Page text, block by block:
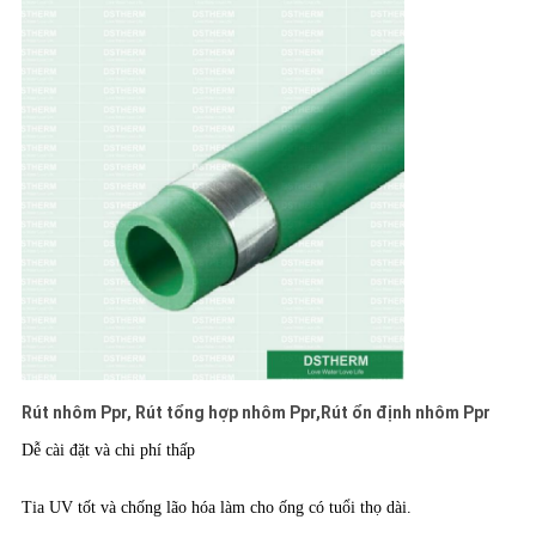
Rút nhôm Ppr, Rút tổng hợp nhôm Ppr,Rút ổn định nhôm Ppr
Dễ cài đặt và chi phí thấp
Tia UV tốt và chống lão hóa làm cho ống có tuổi thọ dài.